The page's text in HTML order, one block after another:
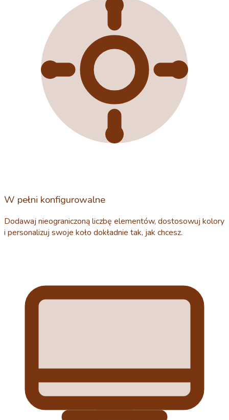
W pełni konfigurowalne
Dodawaj nieograniczoną liczbę elementów, dostosowuj kolory
i personalizuj swoje koło dokładnie tak, jak chcesz.